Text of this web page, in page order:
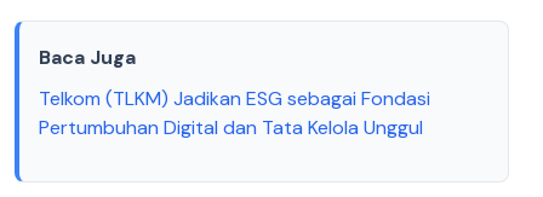
Baca Juga
Telkom (TLKM) Jadikan ESG sebagai Fondasi
Pertumbuhan Digital dan Tata Kelola Unggul